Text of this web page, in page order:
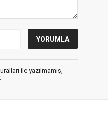
ile yazılmamış,